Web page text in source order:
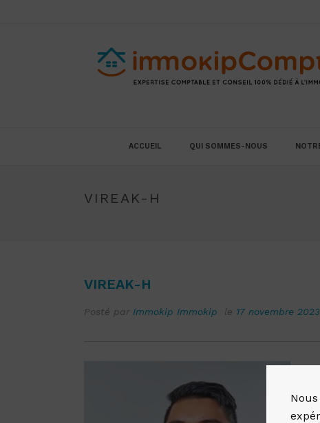
ACCUEIL QUI SOMMES-NOUS
VIREAK-H
VIREAK-H
Posté par Immokip Immokip le 17 novembre 2023